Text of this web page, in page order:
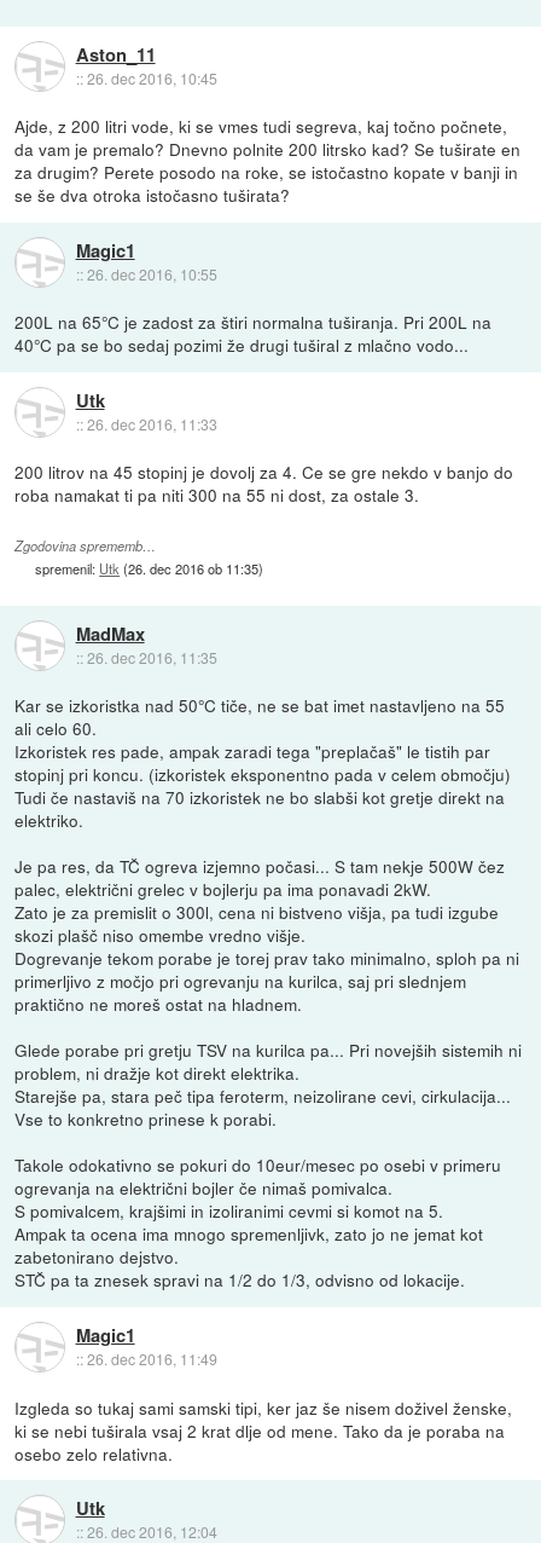
Aston_11
::26. dec 2016, 10:45
Ajde, z 200 litri vode, ki se vmes tudi segreva, kaj točno počnete,
da vam je premalo? Dnevno polnite 200 litrsko kad? Se tuširate en
za drugim? Perete posodo na roke, se istočastno kopate v banji in
se še dva otroka istočasno tuširata?
Magic1
::26. dec 2016, 10:55
200L na 65°C je zadost za štiri normalna tuširanja. Pri 200L na
40°C pa se bo sedaj pozimi že drugi tuširal z mlačno vodo...
Utk
::26. dec 2016, 11:33
200 litrov na 45 stopinj je dovolj za 4. Ce se gre nekdo v banjo do
roba namakat ti pa niti 300 na 55 ni dost, za ostale 3.
Zgodovina sprememb…
spremenil: Utk (26. dec 2016 ob 11:35)
MadMax
::26. dec 2016, 11:35
Kar se izkoristka nad 50°C tiče, ne se bat imet nastavljeno na 55
ali celo 60.
Izkoristek res pade, ampak zaradi tega "preplačaš" le tistih par
stopinj pri koncu. (izkoristek eksponentno pada v celem območju)
Tudi če nastaviš na 70 izkoristek ne bo slabši kot gretje direkt na
elektriko.
Je pa res, da TČ ogreva izjemno počasi... S tam nekje 500W čez
palec, električni grelec v bojlerju pa ima ponavadi 2kW.
Zato je za premislit o 300l, cena ni bistveno višja, pa tudi izgube
skozi plašč niso omembe vredno višje.
Dogrevanje tekom porabe je torej prav tako minimalno, sploh pa ni
primerljivo z močjo pri ogrevanju na kurilca, saj pri slednjem
praktično ne moreš ostat na hladnem.
Glede porabe pri gretju TSV na kurilca pa... Pri novejših sistemih ni
problem, ni dražje kot direkt elektrika.
Starejše pa, stara peč tipa feroterm, neizolirane cevi, cirkulacija...
Vse to konkretno prinese k porabi.
Takole odokativno se pokuri do 10eur/mesec po osebi v primeru
ogrevanja na električni bojler če nimaš pomivalca.
S pomivalcem, krajšimi in izoliranimi cevmi si komot na 5.
Ampak ta ocena ima mnogo spremenljivk, zato jo ne jemat kot
zabetonirano dejstvo.
STČ pa ta znesek spravi na 1/2 do 1/3, odvisno od lokacije.
Magic1
::26. dec 2016, 11:49
Izgleda so tukaj sami samski tipi, ker jaz še nisem doživel ženske,
ki se nebi tuširala vsaj 2 krat dlje od mene. Tako da je poraba na
osebo zelo relativna.
Utk
::26. dec 2016, 12:04